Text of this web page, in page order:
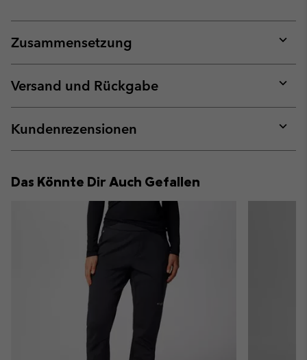
Zusammensetzung
or
Versand und Rückgabe
or
Kundenrezensionen
or
Das Könnte Dir Auch Gefallen